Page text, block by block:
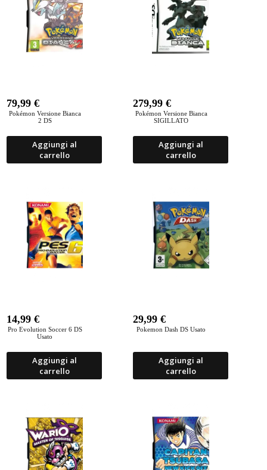
Pokémon Versione Bianca
2 DS
79,99€
Aggiungi al
carrello
Pokémon Versione Bianca
SIGILLATO
279,99€
Aggiungi al
carrello
Pro Evolution Soccer 6 DS
Usato
14,99€
Aggiungi al
carrello
Pokemon Dash DS Usato
29,99€
Aggiungi al
carrello